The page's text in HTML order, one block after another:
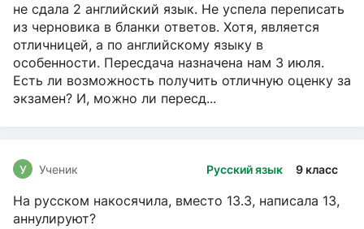
не сдала 2 английский язык. Не успела переписать
из черновика в бланки ответов. Хотя, является
отличницей, а по английскому языку в
особенности. Пересдача назначена нам 3 июля.
Есть ли возможность получить отличную оценку за
экзамен? И, можно ли пересд...
Русский язык 9 класс
У Ученик
На русском накосячила, вместо 13.3, написала 13,
аннулируют?